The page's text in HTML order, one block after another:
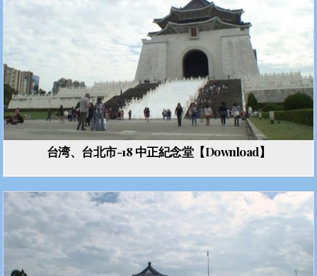
台湾、台北市-18 中正紀念堂【Download】